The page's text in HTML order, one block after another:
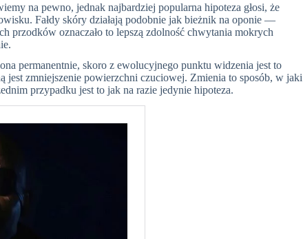
na pewno, jednak najbardziej popularna hipoteza głosi, że
Fałdy skóry działają podobnie jak bieżnik na oponie —
przodków oznaczało to lepszą zdolność chwytania mokrych
permanentnie, skoro z ewolucyjnego punktu widzenia jest to
jest zmniejszenie powierzchni czuciowej. Zmienia to sposób, w jaki
przypadku jest to jak na razie jedynie hipoteza.